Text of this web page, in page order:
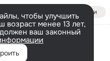
Войти
чтобы улучшить
возраст менее 13 лет,
ваш законный